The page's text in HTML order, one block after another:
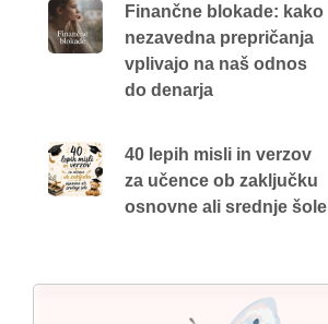
Finančne blokade: kako
nezavedna prepričanja
vplivajo na naš odnos
do denarja
40 lepih misli in verzov
za učence ob zaključku
osnovne ali srednje šole